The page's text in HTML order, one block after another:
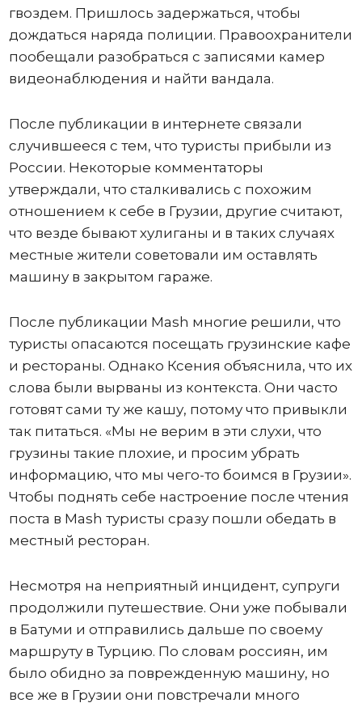
гвоздем. Пришлось задержаться, чтобы
дождаться наряда полиции. Правоохранители
пообещали разобраться с записями камер
видеонаблюдения и найти вандала.
После публикации в интернете связали
случившееся с тем, что туристы прибыли из
России. Некоторые комментаторы
утверждали, что сталкивались с похожим
отношением к себе в Грузии, другие считают,
что везде бывают хулиганы и в таких случаях
местные жители советовали им оставлять
машину в закрытом гараже.
После публикации Mash многие решили, что
туристы опасаются посещать грузинские кафе
и рестораны. Однако Ксения объяснила, что их
слова были вырваны из контекста. Они часто
готовят сами ту же кашу, потому что привыкли
так питаться. «Мы не верим в эти слухи, что
грузины такие плохие, и просим убрать
информацию, что мы чего-то боимся в Грузии».
Чтобы поднять себе настроение после чтения
поста в Mash туристы сразу пошли обедать в
местный ресторан.
Несмотря на неприятный инцидент, супруги
продолжили путешествие. Они уже побывали
в Батуми и отправились дальше по своему
маршруту в Турцию. По словам россиян, им
было обидно за поврежденную машину, но
все же в Грузии они повстречали много